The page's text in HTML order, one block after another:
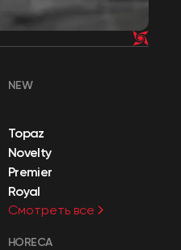
NEW
Topaz
Novelty
Premier
Royal
Смотреть все
HORECA